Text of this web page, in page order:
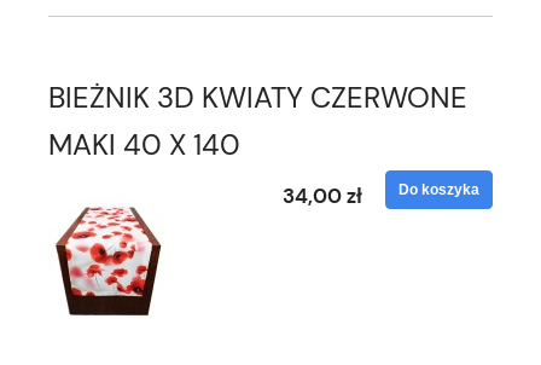
BIEŻNIK 3D KWIATY CZERWONE
MAKI 40 X 140
34,00 zł Do koszyka